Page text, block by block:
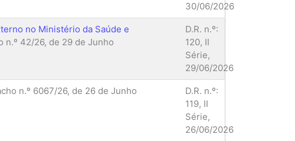
30/06/2026
no Ministério da Saúde e
n.º 42/26, de 29 de Junho
D.R. n.º:
120, II
Série,
29/06/2026
n.º 6067/26, de 26 de Junho
D.R. n.º:
119, II
Série,
26/06/2026